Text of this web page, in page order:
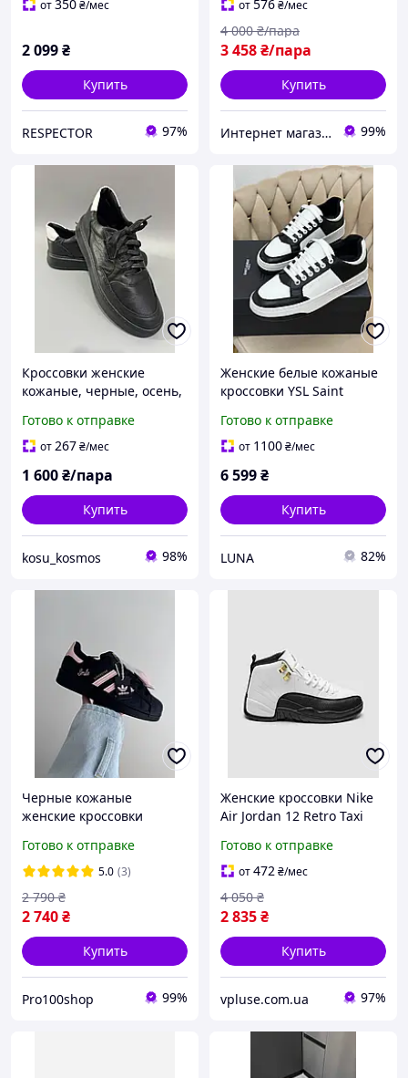
от350₴/мес
2 099₴
Купить
RESPECTOR 97%
задником Александр
Маккуин
от576₴/мес
3 458₴/пара
4 000 ₴/пара
Купить
Интернет магазин одежды и обуви " Rare " 99%
Кроссовки женские
кожаные, черные, осень,
Готово к отправке
от267₴/мес
1 600₴/пара
Купить
kosu_kosmos 98%
Женские белые кожаные
кроссовки YSL Saint
черными кожаными
вставками
Готово к отправке
от 1100₴/мес
6 599₴
Купить
LUNA 82%
Черные кожаные
женские кроссовки
Pink / Демисезонные
кроссовки Адидас
Суперстар
Готово к отправке
5.0 (3)
2 740₴
2 790 ₴
Купить
Pro100shop 99%
Женские кроссовки Nike
Air Jordan 12 Retro Taxi
баскетбольные культовые
кожаные демисезонные
на амортизирующей по
Готово к отправке
от472₴/мес
2 835₴
4 050 ₴
Купить
vpluse.com.ua 97%